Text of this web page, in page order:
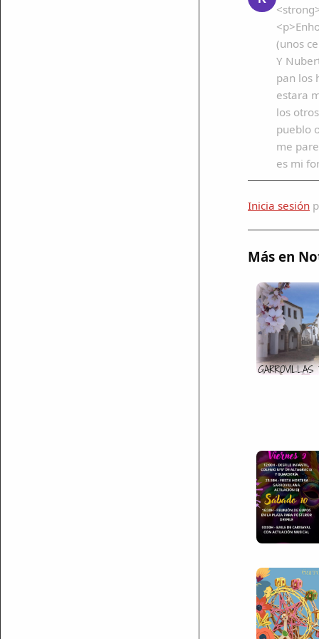
(unos
Y
pan los
estara
los
pueblo
me
es mi
Inicia sesión
Más en